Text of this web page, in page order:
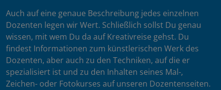
Auch auf eine genaue Beschreibung jedes einzelnen
Dozenten legen wir Wert. Schließlich sollst Du genau
wissen, mit wem Du da auf Kreativreise gehst. Du
findest Informationen zum künstlerischen Werk des
Dozenten, aber auch zu den Techniken, auf die er
spezialisiert ist und zu den Inhalten seines Mal-,
Zeichen- oder Fotokurses auf unseren Dozentenseiten.